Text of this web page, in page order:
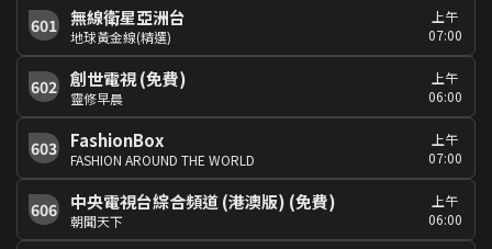
601 無線衛星亞洲台
地球黃金線(精選)
上午
07:00
602 創世電視 (免費)
靈修早晨
上午
06:00
603 FashionBox
FASHION AROUND THE WORLD
上午
07:00
606 中央電視台綜合頻道 (港澳版) (免費)
朝聞天下
上午
06:00